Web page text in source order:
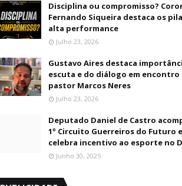
Disciplina ou compromisso?
Fernando Siqueira destaca os
alta performance
Julho 23, 2026
Gustavo Aires destaca
escuta e do diálogo em encontro
pastor Marcos Neres
Julho 23, 2026
Deputado Daniel de Castro
1º Circuito Guerreiros do Futuro e
celebra incentivo ao esporte no
Junho 30, 2025